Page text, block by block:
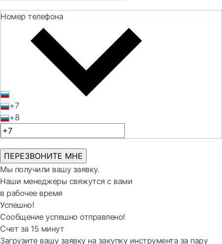
Номер телефона
+7
+8
ПЕРЕЗВОНИТЕ МНЕ
Мы получили вашу заявку.
Наши менеджеры свяжутся с вами
в рабочее время
Успешно!
Сообщение успешно отправлено!
Счет за 15 минут
Загрузите вашу заявку на закупку инструмента за пару